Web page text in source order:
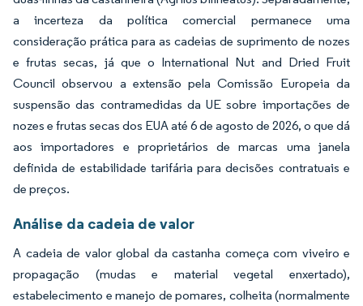
a incerteza da política comercial permanece uma
consideração prática para as cadeias de suprimento de nozes
e frutas secas, já que o International Nut and Dried Fruit
Council observou a extensão pela Comissão Europeia da
suspensão das contramedidas da UE sobre importações de
nozes e frutas secas dos EUA até 6 de agosto de 2026, o que dá
aos importadores e proprietários de marcas uma janela
definida de estabilidade tarifária para decisões contratuais e
de preços.
Análise da cadeia de valor
A cadeia de valor global da castanha começa com viveiro e
propagação (mudas e material vegetal enxertado),
estabelecimento e manejo de pomares, colheita (normalmente